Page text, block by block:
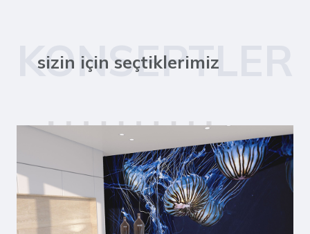
KONSEPTLER
sizin için seçtiklerimiz